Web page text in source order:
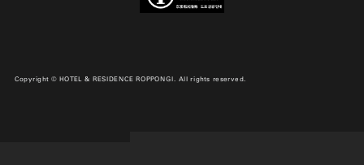
Copyright © HOTEL & RESIDENCE ROPPONGI. All rights reserved.